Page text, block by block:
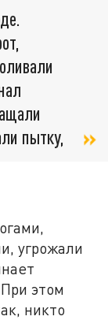
пытку,
угрожали
этом
никто